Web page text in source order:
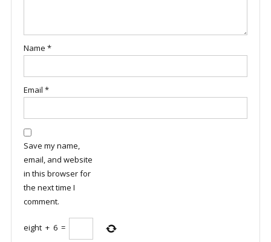
Name *
Email *
Save my name,
email, and website
in this browser for
the next time I
comment.
eight + 6 =